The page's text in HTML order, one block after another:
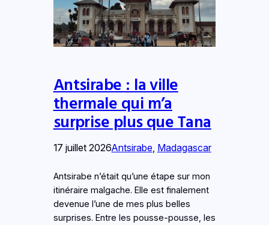
Antsirabe : la ville
thermale qui m’a
surprise plus que Tana
17 juillet 2026Antsirabe, Madagascar
Antsirabe n’était qu’une étape sur mon
itinéraire malgache. Elle est finalement
devenue l’une de mes plus belles
surprises. Entre les pousse-pousse, les